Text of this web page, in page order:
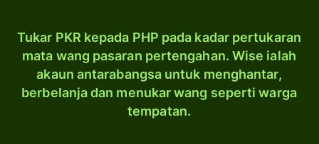
Tukar PKR kepada PHP pada kadar pertukaran
mata wang pasaran pertengahan. Wise ialah
akaun antarabangsa untuk menghantar,
berbelanja dan menukar wang seperti warga
tempatan.